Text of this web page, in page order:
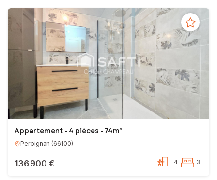
Appartement - 4 pièces - 74m²
Perpignan (66100)
136 900 € 4 3